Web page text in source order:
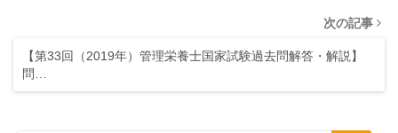
次の記事
【第33回（2019年）管理栄養士国家試験過去問解答・解説】
問…